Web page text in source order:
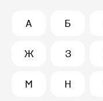
А Б
Ж З
М Н